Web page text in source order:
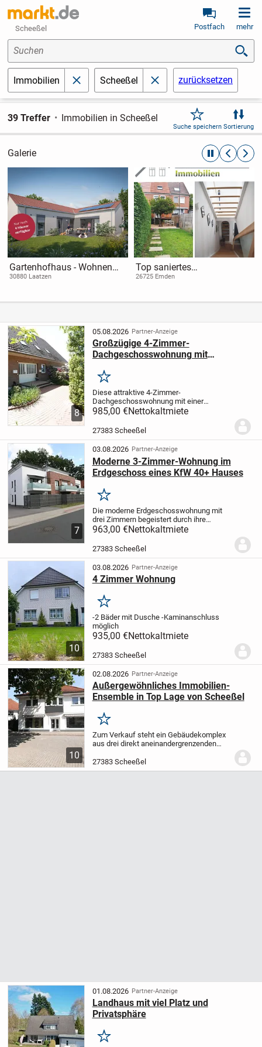
Scheeßel Postfach mehr
Suchen
Immobilien schließenScheeßel schließenzurücksetzen
39 Treffer Immobilien in Scheeßel
Suche speichern Sortierung
Galerie automatische
Gartenhofhaus - Wohnen
auf einer Ebene
30880 Laatzen
Top saniertes
Reihenmittelhaus!
26725 Emden
8
05.08.2026 Partner-Anzeige
Großzügige 4-Zimmer-
Dachgeschosswohnung mit
Merken
Diese attraktive 4-Zimmer-
Dachgeschosswohnung mit einer
Wohnfläche von ca. 130 m² befindet sich
ruhiger Wohnlage von Scheeßel. Der
985,00 €Nettokaltmiete
27383 Scheeßel
7
03.08.2026 Partner-Anzeige
Moderne 3-Zimmer-Wohnung im
Erdgeschoss eines KfW 40+ Hauses
Merken
Die moderne Erdgeschosswohnung mit
drei Zimmern begeistert durch ihre
durchdachte Raumaufteilung und
erstklassige Ausstattung. Sie umfasst
zwei helle Schlafzimmer, ein
Tageslichtbad und einen...
963,00 €Nettokaltmiete
27383 Scheeßel
10
03.08.2026 Partner-Anzeige
4 Zimmer Wohnung
Merken
-2 Bäder mit Dusche -Kaminanschluss
möglich
935,00 €Nettokaltmiete
27383 Scheeßel
10
02.08.2026 Partner-Anzeige
Außergewöhnliches Immobilien-
Ensemble in Top Lage von Scheeßel
Merken
Zum Verkauf steht ein Gebäudekomplex
aus drei direkt aneinandergrenzenden
großen Grundstück im Ortskern von
Scheeßel. Die einzigartige Verbindung
27383 Scheeßel
01.08.2026 Partner-Anzeige
Landhaus mit viel Platz und
Privatsphäre
Merken